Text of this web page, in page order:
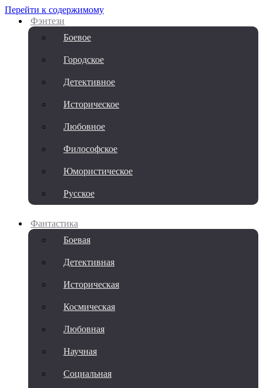
Перейти к содержимому
Фэнтези
Боевое
Городское
Детективное
Историческое
Любовное
Философское
Юмористическое
Русское
Фантастика
Боевая
Детективная
Историческая
Космическая
Любовная
Научная
Социальная